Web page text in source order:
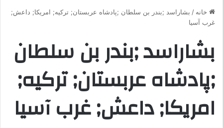
خانه / بشاراسد ;بندر بن سلطان ;پادشاه عربستان; ترکیه; امریکا; داعش;
غرب آسیا
بشاراسد ;بندر بن سلطان
;پادشاه عربستان; ترکیه;
امریکا; داعش; غرب آسیا